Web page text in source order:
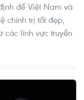
để Việt Nam và
chính trị tốt đẹp,
các lĩnh vực truyền